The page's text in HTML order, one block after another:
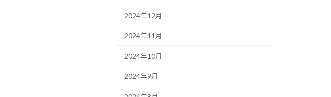
2024年12月
2024年11月
2024年10月
2024年9月